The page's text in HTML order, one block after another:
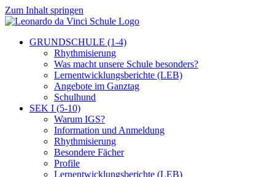
Zum Inhalt springen
GRUNDSCHULE (1-4)
Rhythmisierung
Was macht unsere Schule besonders?
Lernentwicklungsberichte (LEB)
Angebote im Ganztag
Schulhund
SEK I (5-10)
Warum IGS?
Information und Anmeldung
Rhythmisierung
Besondere Fächer
Profile
Lernentwicklungsberichte (LEB)